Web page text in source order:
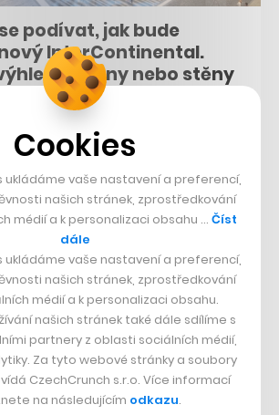
podívat, jak bude
InterContinental.
z vany nebo stěny
v Texasu se zavřelo
na demontáž
zbraní
lesním požárům v Texasu na jihu
muselo být v noci na dnešek uzavřeno
zařízení na montáž a demontáž
Cookies
ukládáme vaše nastavení a preferencí,
našich stránek, zprostředkování
médií a k personalizaci obsahu … Číst
dále
ukládáme vaše nastavení a preferencí,
našich stránek, zprostředkování
médií a k personalizaci obsahu.
našich stránek také dále sdílíme s
partnery z oblasti sociálních médií,
Za tyto webové stránky a soubory
CzechCrunch s.r.o. Více informací
na následujícím odkazu.